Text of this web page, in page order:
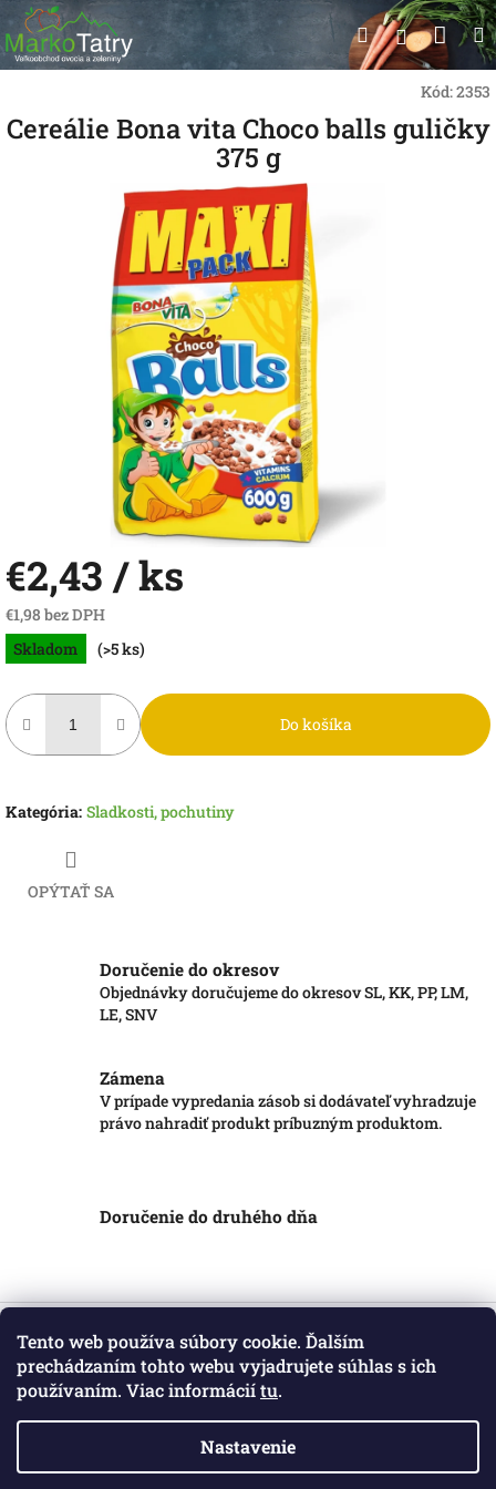
Tento web používa súbory cookie. Ďalším
prechádzaním tohto webu vyjadrujete súhlas s ich
používaním. Viac informáciítu.
Nastavenie
Prejsť
na
obsah
Hľadať
Kód:2353
Cereálie Bona vita Choco balls guličky
375 g
€2,43 / ks
€1,98 bez DPH
Jednotková
cena:
Skladom (>5 ks)
Do košíka
Kategória: Sladkosti, pochutiny
OPÝTAŤ SA
Doručenie do okresov
Objednávky doručujeme do okresov SL, KK, PP, LM,
LE, SNV
Zámena
V prípade vypredania zásob si dodávateľ vyhradzuje
právo nahradiť produkt príbuzným produktom.
Doručenie do druhého dňa
Z
Informácie pre vás
Obchodné podmienky